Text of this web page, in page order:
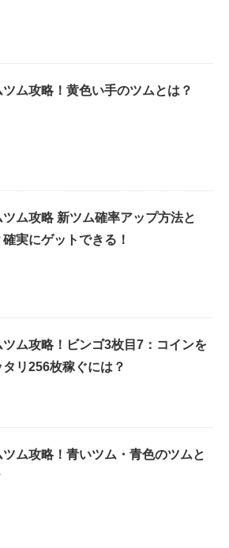
ツム攻略！黄色い手のツムとは？
ツム攻略 新ツム確率アップ方法と
確実にゲットできる！
ツム攻略！ビンゴ3枚目7：コインを
タリ256枚稼ぐには？
ツム攻略！青いツム・青色のツムと